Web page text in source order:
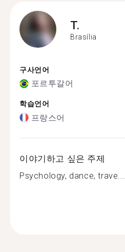
T.
Brasília
구사언어
포르투갈어
학습언어
프랑스어
이야기하고 싶은 주제
Psychology, dance, trave...